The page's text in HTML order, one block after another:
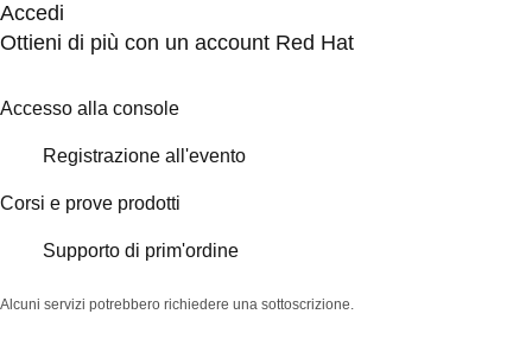
Accedi
Ottieni di più con un account Red Hat
Accesso alla console
Registrazione all'evento
Corsi e prove prodotti
Supporto di prim'ordine
Alcuni servizi potrebbero richiedere una sottoscrizione.